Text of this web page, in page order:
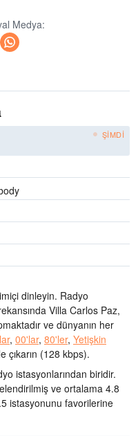
Medya:
ŞIMDI
dinleyin. Radyo
Villa Carlos Paz,
ve dünyanın her
, 00'lar, 80'ler, Yetişkin
çıkarın (128 kbps).
istasyonlarından biridir.
ve ortalama 4.8
istasyonunu favorilerine